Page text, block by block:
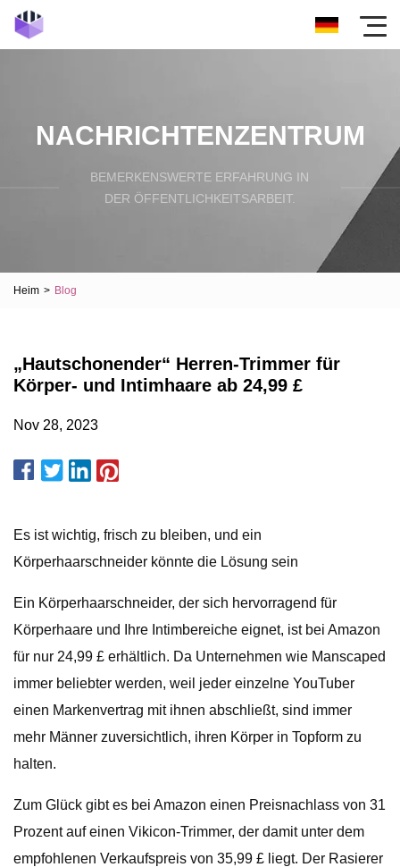
NACHRICHTENZENTRUM
BEMERKENSWERTE ERFAHRUNG IN
DER ÖFFENTLICHKEITSARBEIT.
Heim > Blog
„Hautschonender“ Herren-Trimmer für
Körper- und Intimhaare ab 24,99 £
Nov 28, 2023
Es ist wichtig, frisch zu bleiben, und ein
Körperhaarschneider könnte die Lösung sein
Ein Körperhaarschneider, der sich hervorragend für
Körperhaare und Ihre Intimbereiche eignet, ist bei Amazon
für nur 24,99 £ erhältlich. Da Unternehmen wie Manscaped
immer beliebter werden, weil jeder einzelne YouTuber
einen Markenvertrag mit ihnen abschließt, sind immer
mehr Männer zuversichtlich, ihren Körper in Topform zu
halten.
Zum Glück gibt es bei Amazon einen Preisnachlass von 31
Prozent auf einen Vikicon-Trimmer, der damit unter dem
empfohlenen Verkaufspreis von 35,99 £ liegt. Der Rasierer